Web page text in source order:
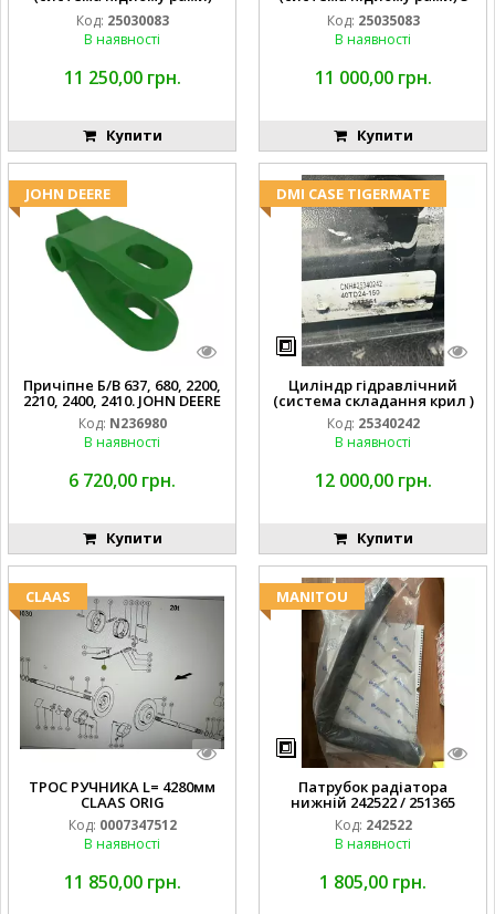
3X8 87423768
Код: 25030083
В наявності
11 250,00 грн.
Купити
1/2 84255910
Код: 25035083
В наявності
11 000,00 грн.
Купити
JOHN DEERE
Причіпне Б/В 637, 680, 2200,
2210, 2400, 2410. JOHN DEERE
Код: N236980
В наявності
6 720,00 грн.
Купити
DMI CASE TIGERMATE
Циліндр гідравлічний
(система складання крил )
Код: 25340242
В наявності
12 000,00 грн.
Купити
CLAAS
ТРОС РУЧНИКА L= 4280мм
CLAAS ORIG
Код: 0007347512
В наявності
11 850,00 грн.
MANITOU
Патрубок радіатора
нижній 242522 / 251365
Код: 242522
В наявності
1 805,00 грн.